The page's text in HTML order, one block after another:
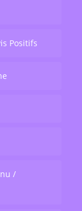
Positifs
/